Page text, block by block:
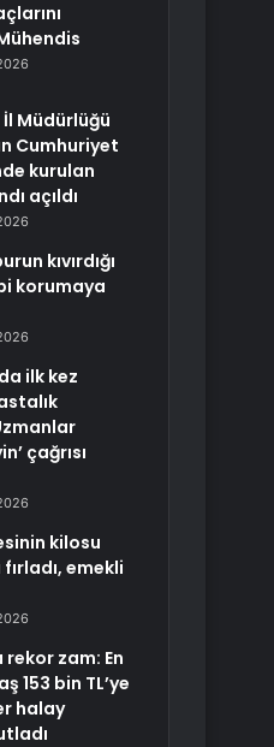
İl Müdürlüğü
Cumhuriyet
kurulan
açıldı
kıvırdığı
korumaya
ilk kez
çağrısı
kilosu
emekli
zam: En
153 bin TL’ye
halay